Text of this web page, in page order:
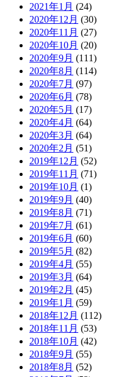
2021年1月 (24)
2020年12月 (30)
2020年11月 (27)
2020年10月 (20)
2020年9月 (111)
2020年8月 (114)
2020年7月 (97)
2020年6月 (78)
2020年5月 (17)
2020年4月 (64)
2020年3月 (64)
2020年2月 (51)
2019年12月 (52)
2019年11月 (71)
2019年10月 (1)
2019年9月 (40)
2019年8月 (71)
2019年7月 (61)
2019年6月 (60)
2019年5月 (82)
2019年4月 (55)
2019年3月 (64)
2019年2月 (45)
2019年1月 (59)
2018年12月 (112)
2018年11月 (53)
2018年10月 (42)
2018年9月 (55)
2018年8月 (52)